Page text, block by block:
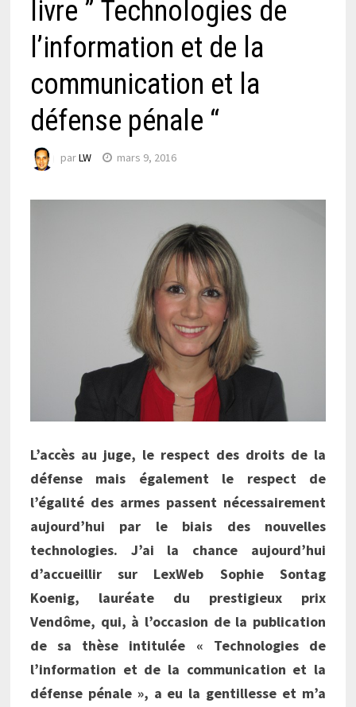
livre ” Technologies de
l’information et de la
communication et la
défense pénale “
parLW mars 9, 2016
L’accès au juge, le respect des droits de la
défense mais également le respect de
l’égalité des armes passent nécessairement
aujourd’hui par le biais des nouvelles
technologies. J’ai la chance aujourd’hui
d’accueillir sur LexWeb Sophie Sontag
Koenig, lauréate du prestigieux prix
Vendôme, qui, à l’occasion de la publication
de sa thèse intitulée « Technologies de
l’information et de la communication et la
défense pénale », a eu la gentillesse et m’a